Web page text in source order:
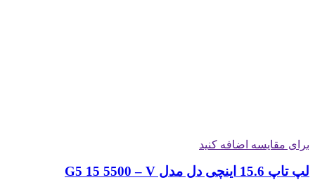
برای مقایسه اضافه کنید
لپ تاپ 15.6 اینچی دل مدل G5 15 5500 – V